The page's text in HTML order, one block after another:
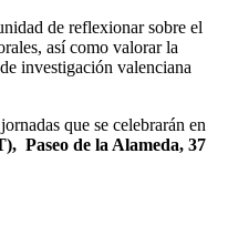
de reflexionar sobre el
así como valorar la
investigación valenciana
que se celebrarán en
Paseo de la Alameda, 37